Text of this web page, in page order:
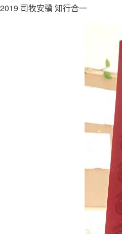
2019 司牧安骥 知行合一